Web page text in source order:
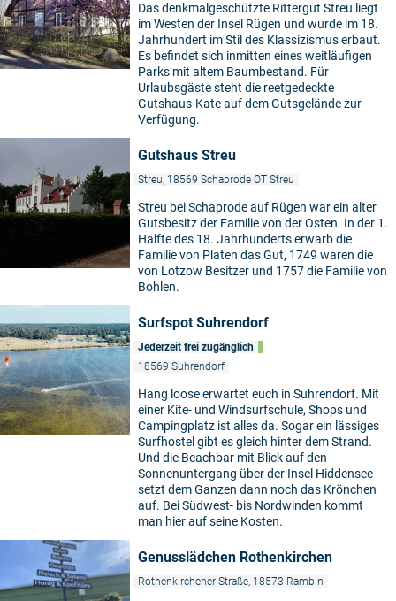
Das denkmalgeschützte Rittergut Streu liegt
im Westen der Insel Rügen und wurde im 18.
Jahrhundert im Stil des Klassizismus erbaut.
Es befindet sich inmitten eines weitläufigen
Parks mit altem Baumbestand. Für
Urlaubsgäste steht die reetgedeckte
Gutshaus-Kate auf dem Gutsgelände zur
Verfügung.
Gutshaus Streu
Streu, 18569 Schaprode OT Streu
Streu bei Schaprode auf Rügen war ein alter
Gutsbesitz der Familie von der Osten. In der 1.
Hälfte des 18. Jahrhunderts erwarb die
Familie von Platen das Gut, 1749 waren die
von Lotzow Besitzer und 1757 die Familie von
Bohlen.
Surfspot Suhrendorf
Jederzeit frei zugänglich
18569 Suhrendorf
Hang loose erwartet euch in Suhrendorf. Mit
einer Kite- und Windsurfschule, Shops und
Campingplatz ist alles da. Sogar ein lässiges
Surfhostel gibt es gleich hinter dem Strand.
Und die Beachbar mit Blick auf den
Sonnenuntergang über der Insel Hiddensee
setzt dem Ganzen dann noch das Krönchen
auf. Bei Südwest- bis Nordwinden kommt
man hier auf seine Kosten.
Genusslädchen Rothenkirchen
Rothenkirchener Straße, 18573 Rambin